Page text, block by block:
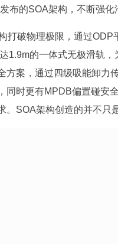
布的SOA架构，不断强
打破物理极限，通过
1.9m的一体式无极滑轨
方案，通过四级吸能卸力
同时更有MPDB偏置碰安
SOA架构创造的并不只是